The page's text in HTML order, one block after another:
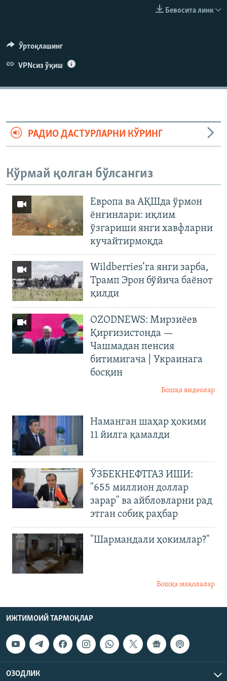
Бевосита линк
Ўртоқлашинг
VPNсиз ўқиш
РАДИО ДАСТУРЛАРНИ КЎРИНГ
Кўрмай қолган бўлсангиз
Европа ва АҚШда ўрмон
ёнғинлари: иқлим
ўзгариши янги хавфларни
кучайтирмоқда
Wildberries’га янги зарба,
Трамп Эрон бўйича баёнот
қилди
OZODNEWS: Мирзиёев
Қирғизистонда —
Чашмадан пенсия
битимигача | Украинага
босқин
Бошқа видеолар
Наманган шаҳар ҳокими
11 йилга қамалди
ЎЗБЕКНЕФТГАЗ ИШИ:
"655 миллион доллар
зарар" ва айбловларни рад
этган собиқ раҳбар
"Шармандали ҳокимлар?"
Бошқа мақолалар
ИЖТИМОИЙ ТАРМОҚЛАР
ОЗОДЛИК